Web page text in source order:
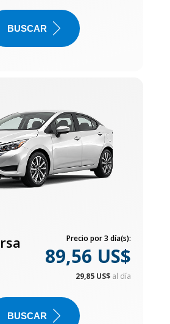
BUSCAR
Precio por 3 día(s):
89,56 US$
29,85 US$ al día
BUSCAR